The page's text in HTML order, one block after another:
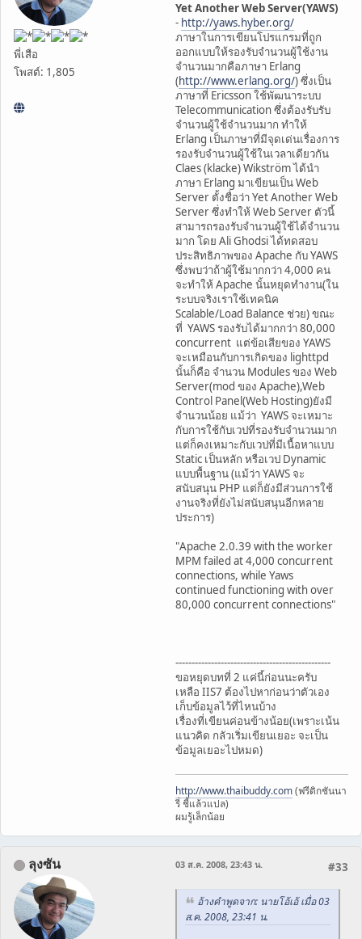
พี่เสือ
โพสต์: 1,805
Yet Another Web Server(YAWS)
- http://yaws.hyber.org/
ภาษาในการเขียนโปรแกรมที่ถูก
ออกแบบให้รองรับจำนวนผู้ใช้งาน
จำนวนมากคือภาษา Erlang
(http://www.erlang.org/) ซึ่งเป็น
ภาษาที่ Ericsson ใช้พัฒนาระบบ
Telecommunication ซึ่งต้องรับรับ
จำนวนผู้ใช้จำนวนมาก ทำให้
Erlang เป็นภาษาที่มีจุดเด่นเรื่องการ
รองรับจำนวนผู้ใช้ในเวลาเดียวกัน
Claes (klacke) Wikström ได้นำ
ภาษา Erlang มาเขียนเป็น Web
Server ตั้งชื่อว่า Yet Another Web
Server ซึ่งทำให้ Web Server ตัวนี้
สามารถรองรับจำนวนผู้ใช้ได้จำนวน
มาก โดย Ali Ghodsi ได้ทดสอบ
ประสิทธิภาพของ Apache กับ YAWS
ซึ่งพบว่าถ้าผู้ใช้มากกว่า 4,000 คน
จะทำให้ Apache นั้นหยุดทำงาน(ใน
ระบบจริงเราใช้เทคนิค
Scalable/Load Balance ช่วย) ขณะ
ที่ YAWS รองรับได้มากกว่า 80,000
concurrent แต่ข้อเสียของ YAWS
จะเหมือนกับการเกิดของ lighttpd
นั้นก็คือ จำนวน Modules ของ Web
Server(mod ของ Apache),Web
Control Panel(Web Hosting)ยังมี
จำนวนน้อย แม้ว่า YAWS จะเหมาะ
กับการใช้กับเวปที่รองรับจำนวนมาก
แต่ก็คงเหมาะกับเวปที่มีเนื้อหาแบบ
Static เป็นหลัก หรือเวป Dynamic
แบบพื้นฐาน (แม้ว่า YAWS จะ
สนับสนุน PHP แต่ก็ยังมีส่วนการใช้
งานจริงที่ยังไม่สนับสนุนอีกหลาย
ประการ)
"Apache 2.0.39 with the worker
MPM failed at 4,000 concurrent
connections, while Yaws
continued functioning with over
80,000 concurrent connections"
------------------------------------------------
ขอหยุดบทที่ 2 แค่นี้ก่อนนะครับ
เหลือ IIS7 ต้องไปหาก่อนว่าตัวเอง
เก็บข้อมูลไว้ที่ไหนบ้าง
เรื่องที่เขียนค่อนข้างน้อย(เพราะเน้น
แนวคิด กลัวเริ่มเขียนเยอะ จะเป็น
ข้อมูลเยอะไปหมด)
http://www.thaibuddy.com(ฟรีดิกชันนา
รี่ ชี้แล้วแปล)
ผมรู้เล็กน้อย
ลุงซัน #33
03 ส.ค. 2008, 23:43 น.
อ้างคำพูดจาก: นายโอ้เอ้ เมื่อ 03
ส.ค. 2008, 23:41 น.